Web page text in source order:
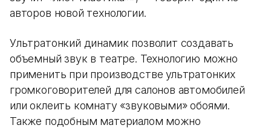
авторов новой технологии.
Ультратонкий динамик позволит создавать
объемный звук в театре. Технологию можно
применить при производстве ультратонких
громкоговорителей для салонов автомобилей
или оклеить комнату «звуковыми» обоями.
Также подобным материалом можно